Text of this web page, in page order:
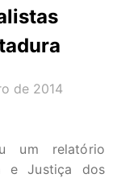
de 2014
um relatório
e Justiça dos